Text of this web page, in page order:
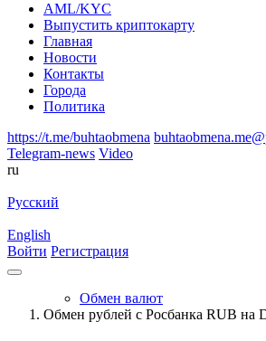
AML/KYC
Выпустить криптокарту
Главная
Новости
Контакты
Города
Политика
https://t.me/buhtaobmena
Telegram-news Video
ru
Русский
English
Войти Регистрация
Обмен валют
Обмен рублей с Росбанка RUB на